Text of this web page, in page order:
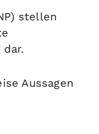
stellen
Aussagen